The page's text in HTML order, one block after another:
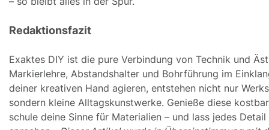
Redaktionsfazit
Exaktes DIY ist die pure Verbindung von Technik und
Markierlehre, Abstandshalter und Bohrführung im
deiner kreativen Hand agieren, entstehen nicht nur
sondern kleine Alltagskunstwerke. Genieße diese
schule deine Sinne für Materialien – und lass jedes